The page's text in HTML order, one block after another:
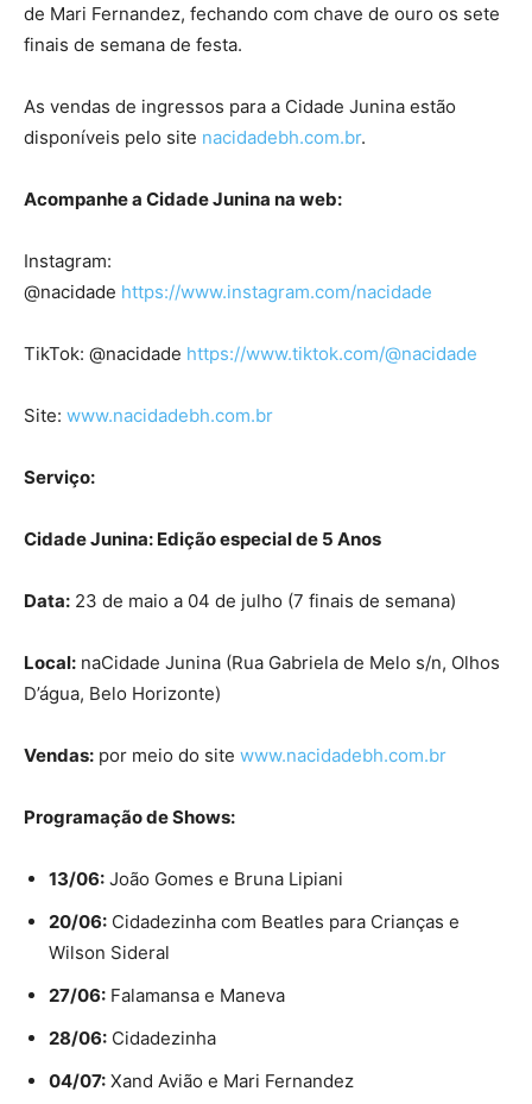
de Mari Fernandez, fechando com chave de ouro os sete
finais de semana de festa.
As vendas de ingressos para a Cidade Junina estão
disponíveis pelo site nacidadebh.com.br.
Acompanhe a Cidade Junina na web:
Instagram:
@nacidade https://www.instagram.com/nacidade
TikTok: @nacidade https://www.tiktok.com/@nacidade
Site: www.nacidadebh.com.br
Serviço:
Cidade Junina: Edição especial de 5 Anos
Data: 23 de maio a 04 de julho (7 finais de semana)
Local: naCidade Junina (Rua Gabriela de Melo s/n, Olhos
D’água, Belo Horizonte)
Vendas: por meio do site www.nacidadebh.com.br
Programação de Shows:
13/06: João Gomes e Bruna Lipiani
20/06: Cidadezinha com Beatles para Crianças e
Wilson Sideral
27/06: Falamansa e Maneva
28/06: Cidadezinha
04/07: Xand Avião e Mari Fernandez